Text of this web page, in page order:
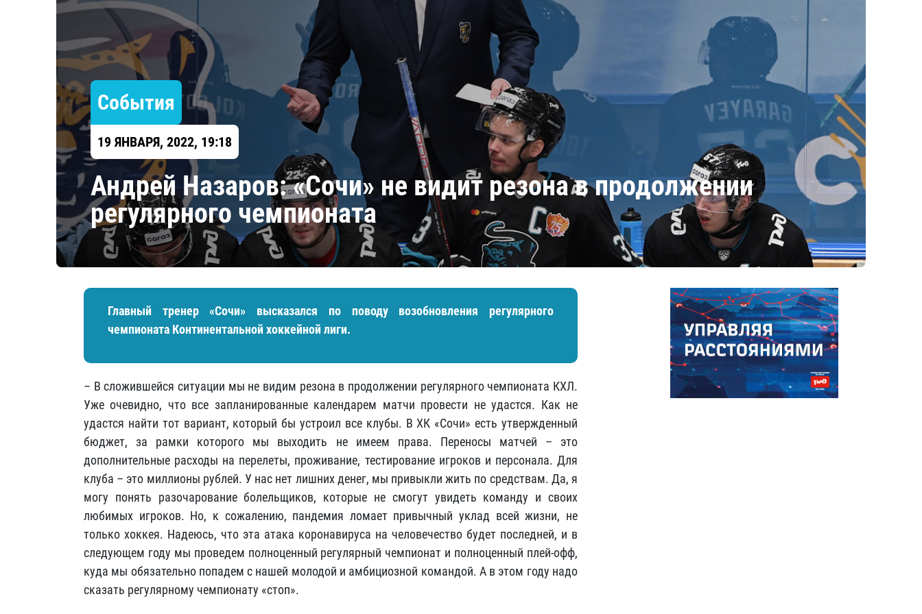
Северсталь
ЦСКА
Шанхайские Драконы
Салават Юлаев
Сибирь
События
19 ЯНВАРЯ, 2022, 19:18
Андрей Назаров: «Сочи» не видит резона в продолжении
регулярного чемпионата
Главный тренер «Сочи» высказался по поводу возобновления регулярного
чемпионата Континентальной хоккейной лиги.
– В сложившейся ситуации мы не видим резона в продолжении регулярного чемпионата КХЛ.
Уже очевидно, что все запланированные календарем матчи провести не удастся. Как не
удастся найти тот вариант, который бы устроил все клубы. В ХК «Сочи» есть утвержденный
бюджет, за рамки которого мы выходить не имеем права. Переносы матчей – это
дополнительные расходы на перелеты, проживание, тестирование игроков и персонала. Для
клуба – это миллионы рублей. У нас нет лишних денег, мы привыкли жить по средствам. Да, я
могу понять разочарование болельщиков, которые не смогут увидеть команду и своих
любимых игроков. Но, к сожалению, пандемия ломает привычный уклад всей жизни, не
только хоккея. Надеюсь, что эта атака коронавируса на человечество будет последней, и в
следующем году мы проведем полноценный регулярный чемпионат и полноценный плей-офф,
куда мы обязательно попадем с нашей молодой и амбициозной командой. А в этом году надо
сказать регулярному чемпионату «стоп».